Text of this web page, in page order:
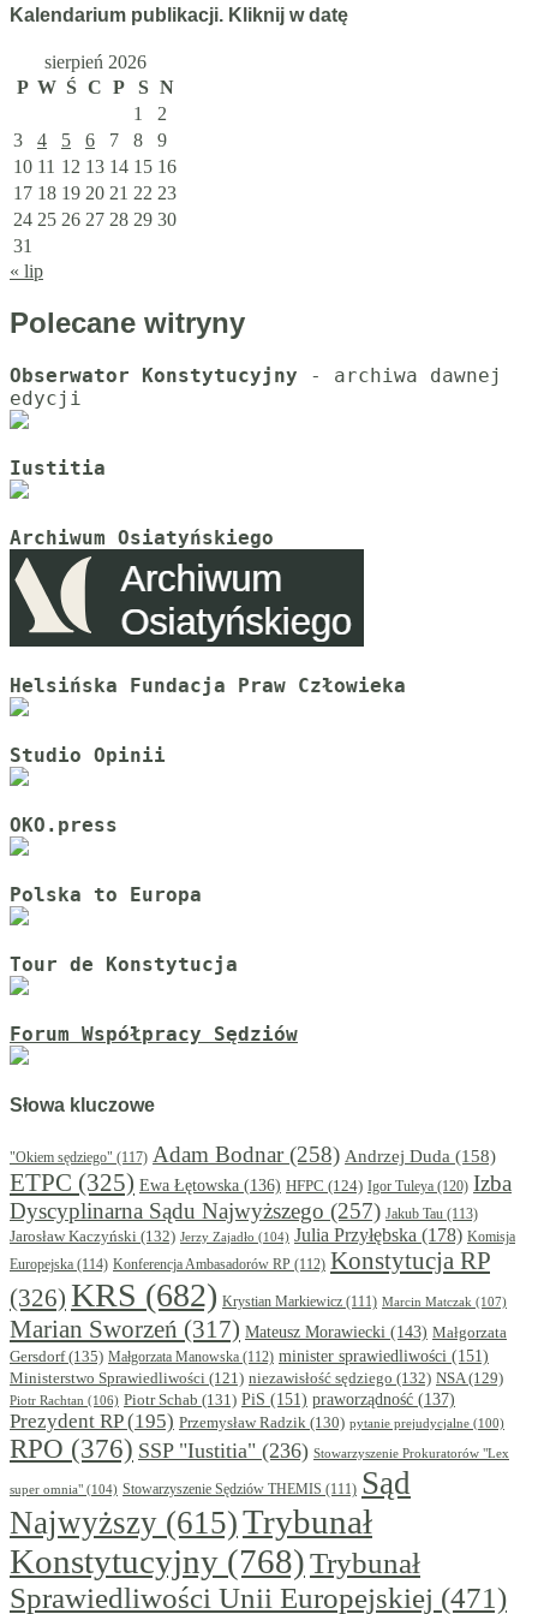
Kalendarium publikacji. Kliknij w datę
sierpień 2026
P W Ś C P S N
1
2
3
4 5 6 7 8
9
10 11 12 13 14 15 16
17 18 19 20 21 22 23
24 25 26 27 28 29 30
31
« lip
Polecane witryny
Obserwator Konstytucyjny - archiwa dawnej
Iustitia
Archiwum Osiatyńskiego
Helsińska Fundacja Praw Człowieka
Studio Opinii
OKO.press
Polska to Europa
Tour de Konstytucja
Forum Współpracy Sędziów
Słowa kluczowe
"Okiem sędziego" (117) Adam Bodnar(258) Andrzej Duda (158)
ETPC (325) Ewa Łętowska (136) HFPC (124) Igor Tuleya (120) Izba
Dyscyplinarna Sądu Najwyższego (257) Jakub Tau (113)
Jarosław Kaczyński (132) Jerzy Zajadło (104) Julia Przyłębska (178) Komisja
Europejska (114) Konferencja Ambasadorów RP (112) Konstytucja RP
(326) KRS (682) Krystian Markiewicz (111) Marcin Matczak (107)
Marian Sworzeń (317) Mateusz Morawiecki (143) Małgorzata
Gersdorf(135) Małgorzata Manowska (112) minister sprawiedliwości (151)
Ministerstwo Sprawiedliwości (121) niezawisłość sędziego (132) NSA(129)
Piotr Rachtan (106) Piotr Schab (131) PiS (151) praworządność (137)
Prezydent RP(195) Przemysław Radzik (130) pytanie prejudycjalne (100)
RPO (376) SSP "Iustitia" (236) Stowarzyszenie Prokuratorów "Lex
super omnia" (104) Stowarzyszenie Sędziów THEMIS (111) Sąd
Najwyższy (615)Trybunał
Konstytucyjny (768)Trybunał
Sprawiedliwości Unii Europejskiej (471)